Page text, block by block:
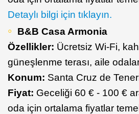
Detaylı bilgi için tıklayın.
B&B Casa Armonia
Özellikler: Ücretsiz Wi-Fi,
güneşlenme terası, aile
Konum: Santa Cruz de
Fiyat: Geceliği 60 € - 100 €
oda için ortalama fiyatlar temel